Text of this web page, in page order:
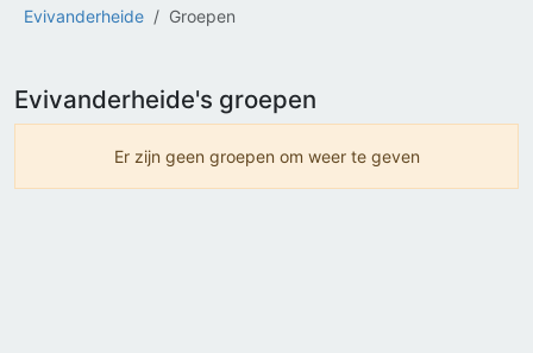
Evivanderheide Groepen
Evivanderheide's groepen
Er zijn geen groepen om weer te geven